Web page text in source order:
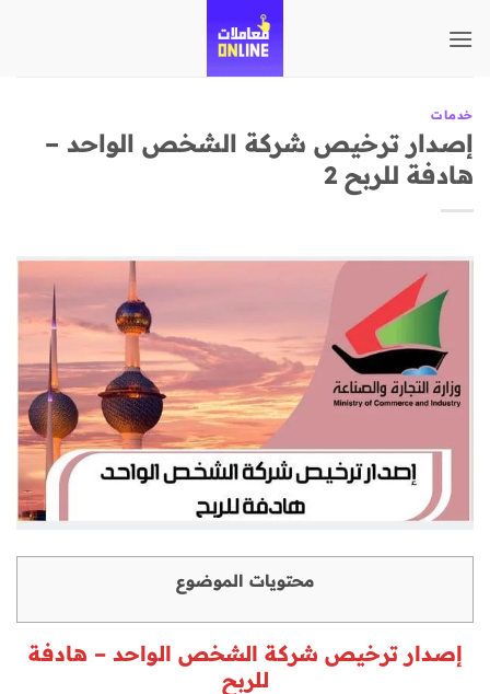
للمحتوى
خدمات
إصدار ترخيص شركة الشخص الواحد –
هادفة للربح 2
محتويات الموضوع
إصدار ترخيص شركة الشخص الواحد – هادفة
للربح